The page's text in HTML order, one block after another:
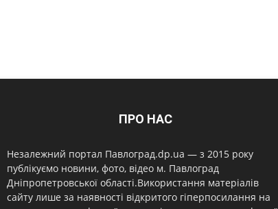
ПРО НАС
Незалежний портал Павлоград.dp.ua — з 2015 року
публікуємо новини, фото, відео м. Павлоград
Дніпропетровської області.Використання матеріалів
сайту лише за наявності відкритого гіперпосилання на